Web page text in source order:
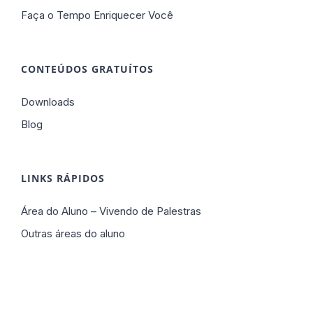
Faça o Tempo Enriquecer Você
CONTEÚDOS GRATUÍTOS
Downloads
Blog
LINKS RÁPIDOS
Área do Aluno – Vivendo de Palestras
Outras áreas do aluno